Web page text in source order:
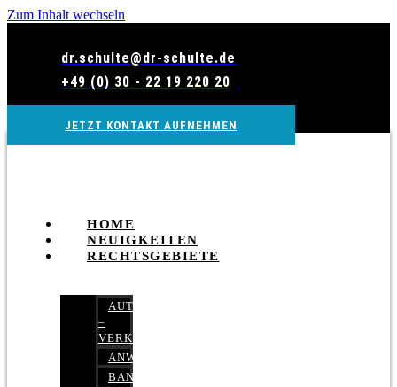
Zum Inhalt wechseln
dr.schulte@dr-schulte.de
+49 (0) 30 - 22 19 220 20
JETZT KONTAKT AUFNEHMEN
HOME
NEUIGKEITEN
RECHTSGEBIETE
AUTOBETRUG
–
VERKEHRSRECHT
ANWALTSHAFTUNGSRECHT
BANK-